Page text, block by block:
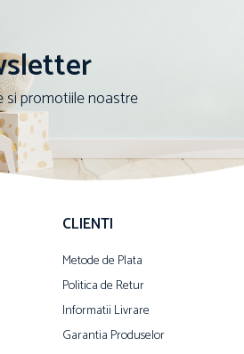
promotiile noastre
CLIENTI
Metode de Plata
Politica de Retur
Informatii Livrare
Garantia Produselor